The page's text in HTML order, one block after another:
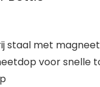
staal met
voor snelle